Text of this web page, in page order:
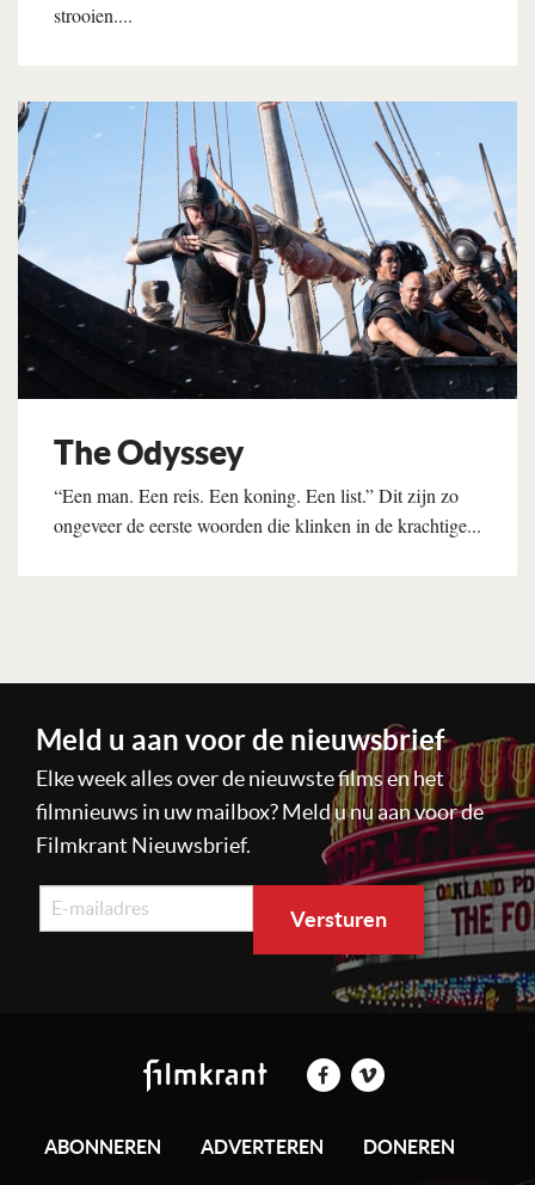
strooien....
Lees verder
The Odyssey
“Een man. Een reis. Een koning. Een list.” Dit zijn zo
ongeveer de eerste woorden die klinken in de krachtige...
Meld u aan voor de nieuwsbrief
Elke week alles over de nieuwste films en het
filmnieuws in uw mailbox? Meld u nu aan voor de
Filmkrant Nieuwsbrief.
ABONNEREN ADVERTEREN DONEREN